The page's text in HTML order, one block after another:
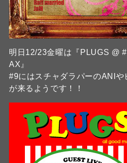
明日12/23金曜は『PLUGS @
AX』
#9にはスチャダラパーのANI
が来るようです！！